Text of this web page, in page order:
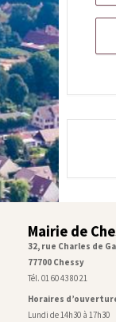
Mairie de
32, rue Charles de
77700 Chessy
Tél. 01 60 43 80 21
Horaires
Lundi de 14h30 à 17h30